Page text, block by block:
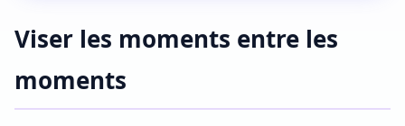
Viser les moments entre les
moments